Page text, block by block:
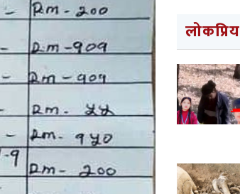
लोकप्रिय